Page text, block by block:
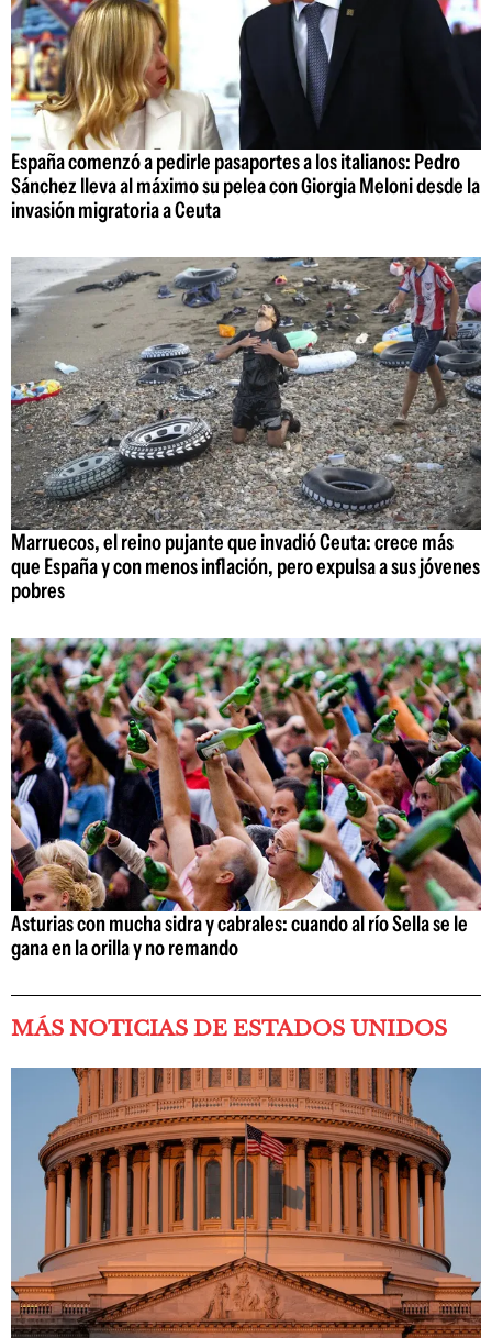
España comenzó a pedirle pasaportes a los italianos: Pedro
Sánchez lleva al máximo su pelea con Giorgia Meloni desde la
invasión migratoria a Ceuta
Marruecos, el reino pujante que invadió Ceuta: crece más
que España y con menos inflación, pero expulsa a sus jóvenes
pobres
Asturias con mucha sidra y cabrales: cuando al río Sella se le
gana en la orilla y no remando
MÁS NOTICIAS DE ESTADOS UNIDOS